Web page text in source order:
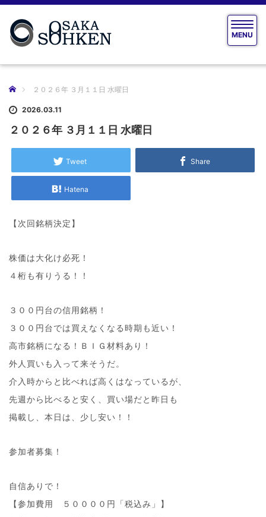
T
o
g
MENU
ホーム ２０２６年 ３月１１日 水曜日
2026.03.11
２０２６年 ３月１１日 水曜日
Tweet Share
Hatena
【次回銘柄決定】
株価は大化け必死！
４桁も有りうる！！
３００円台の信用銘柄！
３００円台では買えなくなる時期も近い！
高市銘柄になる！ＢＩＧ材料あり！
外人買いも入って来そうだ。
介入時からと比べれば高くはなっているが、
先週から比べると安く、買い場だと昨日も
掲載し、本日は、少し安い！！
参加者募集！
自信ありで！
【参加費用 ５００００円「税込み」】